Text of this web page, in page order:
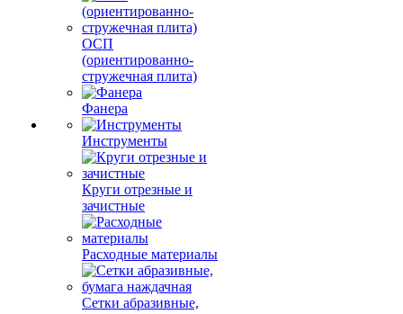
ОСП
(ориентированно-
стружечная плита)
Фанера
Инструменты
Круги отрезные и
зачистные
Расходные материалы
Сетки абразивные,